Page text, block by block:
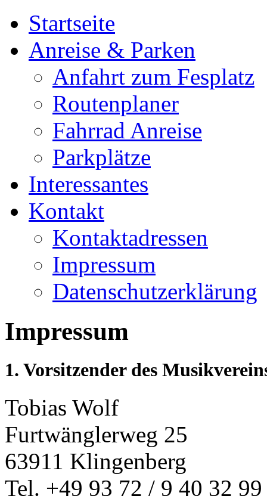
Startseite
Anreise & Parken
Anfahrt zum Fesplatz
Routenplaner
Fahrrad Anreise
Parkplätze
Interessantes
Kontakt
Kontaktadressen
Impressum
Datenschutzerklärung
Impressum
1. Vorsitzender des
Tobias Wolf
Furtwänglerweg 25
63911 Klingenberg
Tel. +49 93 72 / 9 40 32 99